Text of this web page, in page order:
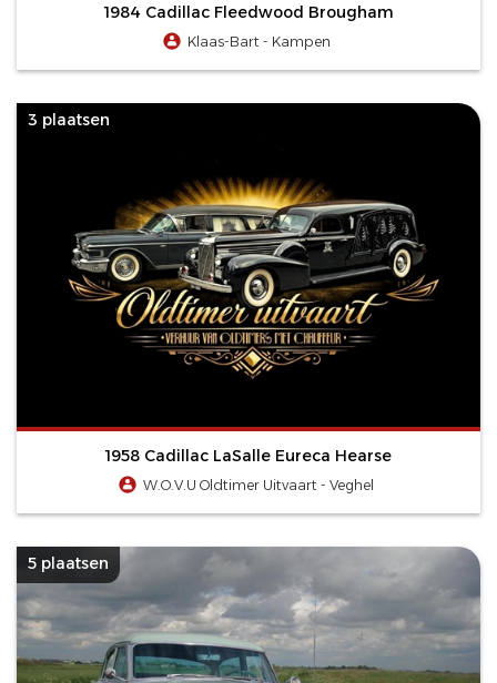
1984 Cadillac Fleedwood Brougham
Klaas-Bart - Kampen
3 plaatsen
1958 Cadillac LaSalle Eureca Hearse
W.O.V.U Oldtimer Uitvaart - Veghel
5 plaatsen